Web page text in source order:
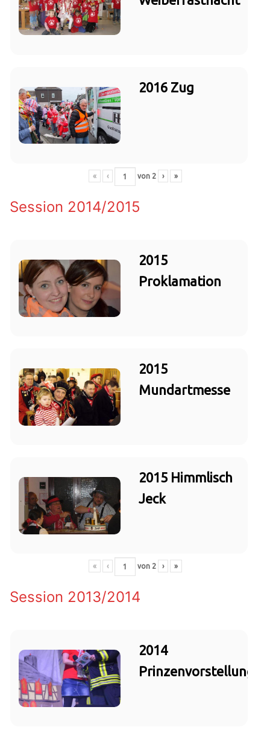
2016 Zug
« ‹ von 2 › »
Session 2014/2015
2015
Proklamation
2015
Mundartmesse
2015 Himmlisch
Jeck
« ‹ von 2 › »
Session 2013/2014
2014
Prinzenvorstellung